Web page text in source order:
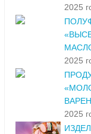
2025
2025
2025